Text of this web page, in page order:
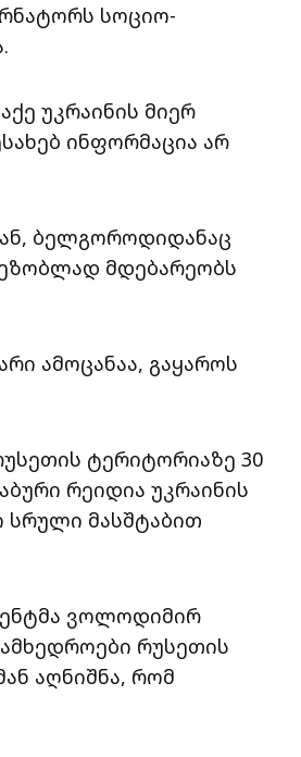
სოციო-
უკრაინის მიერ
ინფორმაცია არ
ბელგოროდიდანაც
მდებარეობს
ამოცანაა, გაყაროს
ტერიტორიაზე 30
რეიდია უკრაინის
სრული მასშტაბით
ვოლოდიმირ
რუსეთის
აღნიშნა, რომ